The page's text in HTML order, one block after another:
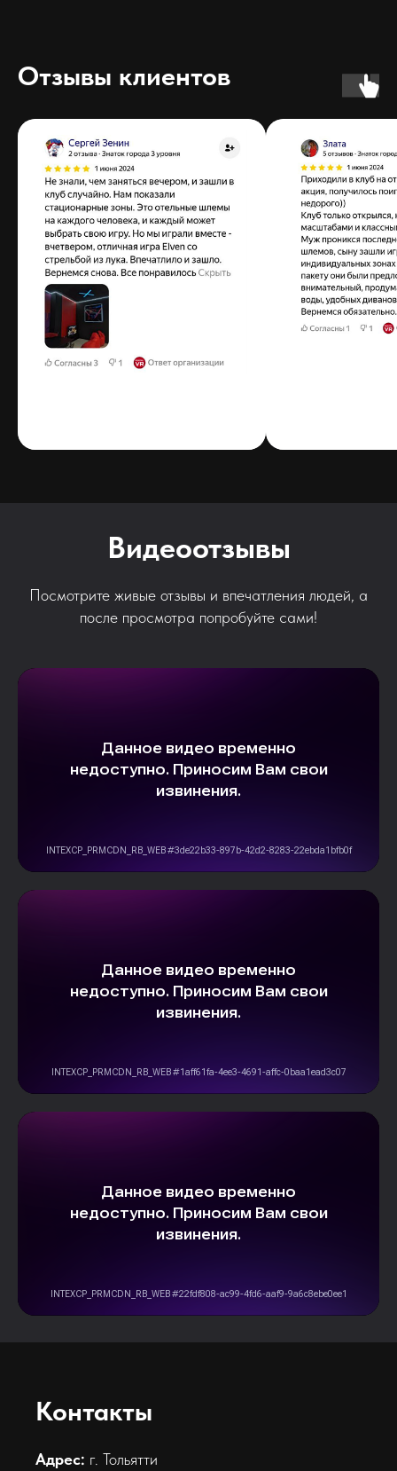
Отзывы клиентов
Видеоотзывы
Посмотрите живые отзывы и впечатления людей, а
после просмотра попробуйте сами!
Контакты
Адрес: г. Тольятти